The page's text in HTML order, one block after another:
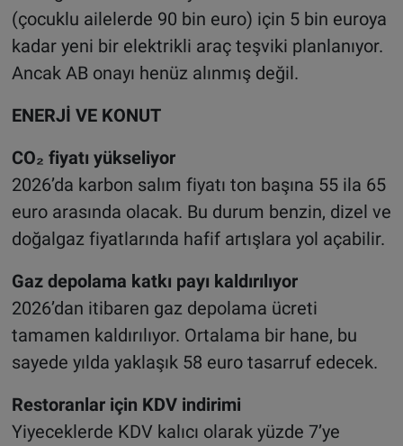
(çocuklu ailelerde 90 bin euro) için 5 bin euroya
kadar yeni bir elektrikli araç teşviki planlanıyor.
Ancak AB onayı henüz alınmış değil.
ENERJİ VE KONUT
CO₂ fiyatı yükseliyor
2026’da karbon salım fiyatı ton başına 55 ila 65
euro arasında olacak. Bu durum benzin, dizel ve
doğalgaz fiyatlarında hafif artışlara yol açabilir.
Gaz depolama katkı payı kaldırılıyor
2026’dan itibaren gaz depolama ücreti
tamamen kaldırılıyor. Ortalama bir hane, bu
sayede yılda yaklaşık 58 euro tasarruf edecek.
Restoranlar için KDV indirimi
Yiyeceklerde KDV kalıcı olarak yüzde 7’ye